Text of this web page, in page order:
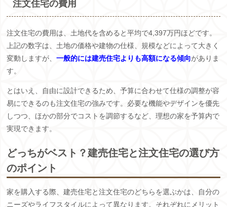
注文住宅の費用
注文住宅の費用は、土地代を含めると平均で4,397万円ほどです。
上記の数字は、土地の価格や建物の仕様、規模などによって大きく
変動しますが、一般的には建売住宅よりも高額になる傾向がありま
す。
とはいえ、自由に設計できるため、予算に合わせて仕様の調整が容
易にできるのも注文住宅の強みです。必要な機能やデザインを優先
しつつ、ほかの部分でコストを調節するなど、理想の家を予算内で
実現できます。
どっちがベスト？建売住宅と注文住宅の選び方
のポイント
家を購入する際、建売住宅と注文住宅のどちらを選ぶかは、自分の
ニーズやライフスタイルによって異なります。それぞれにメリット